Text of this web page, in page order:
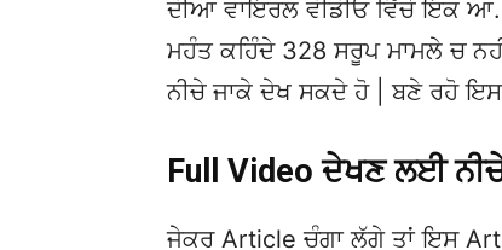
ਦੀਆ ਵਾਇਰਲ ਵੀਡੀਓ ਵਿੱਚੋ ਇਕ
ਮਹੰਤ ਕਹਿੰਦੇ 328 ਸਰੂਪ ਮਾਮਲੇ ਚ
ਨੀਚੇ ਜਾਕੇ ਦੇਖ ਸਕਦੇ ਹੋ | ਬਣੇ ਰਹੋ
Full Video ਦੇਖਣ ਲਈ
ਜੇਕਰ Article ਚੰਗਾ ਲੱਗੇ ਤਾਂ ਇਸ